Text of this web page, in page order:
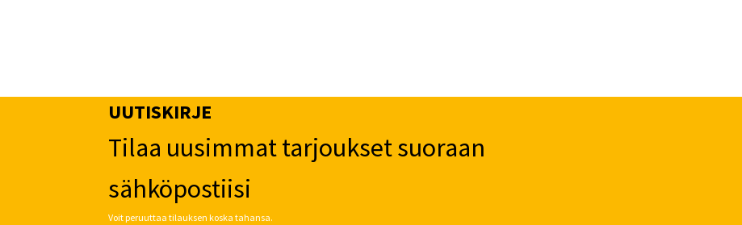
UUTISKIRJE
Tilaa uusimmat tarjoukset suoraan
sähköpostiisi
Voit peruuttaa tilauksen koska tahansa.